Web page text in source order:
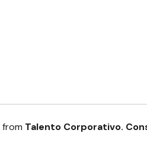
from Talento Corporativo.